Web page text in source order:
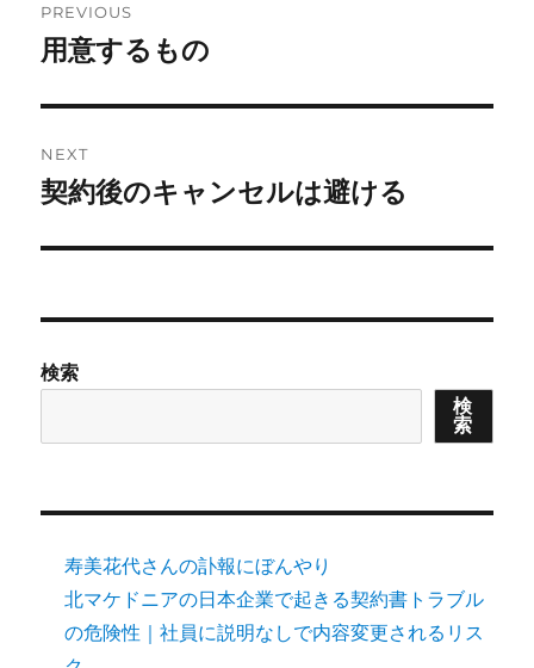
navigation
PREVIOUS
Previous
用意するもの
NEXT
Next
契約後のキャンセルは避ける
検索
検
索
寿美花代さんの訃報にぼんやり
北マケドニアの日本企業で起きる契約書トラブル
の危険性｜社員に説明なしで内容変更されるリス